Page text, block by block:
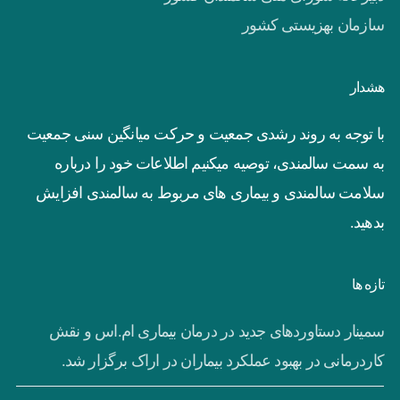
سازمان بهزیستی کشور
هشدار
با توجه به روند رشدی جمعیت و حرکت میانگین سنی جمعیت
به سمت سالمندی، توصیه میکنیم اطلاعات خود را درباره
سلامت سالمندی و بیماری های مربوط به سالمندی افزایش
بدهید.
تازه ها
سمینار دستاوردهای جدید در درمان بیماری ام.اس و نقش
کاردرمانی در بهبود عملکرد بیماران در اراک برگزار شد.